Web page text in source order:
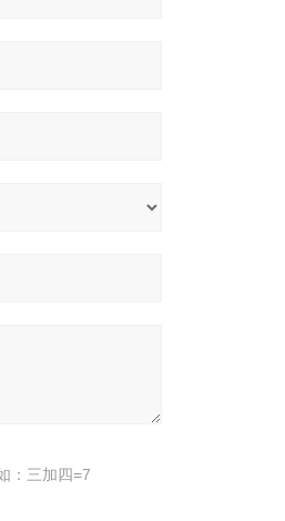
：三加四=7